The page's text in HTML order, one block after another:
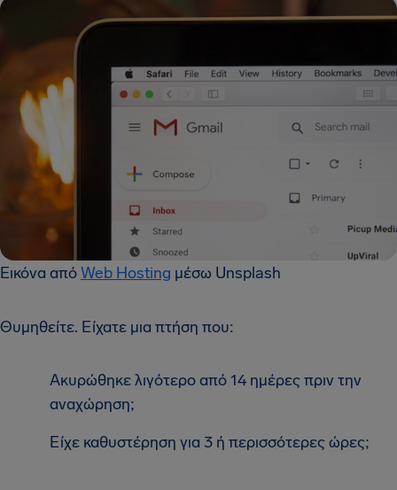
Εικόνα απόWeb Hosting μέσω Unsplash
Θυμηθείτε. Είχατε μια πτήση που:
Ακυρώθηκε λιγότερο από 14 ημέρες πριν την
αναχώρηση;
Είχε καθυστέρηση για 3 ή περισσότερες ώρες;